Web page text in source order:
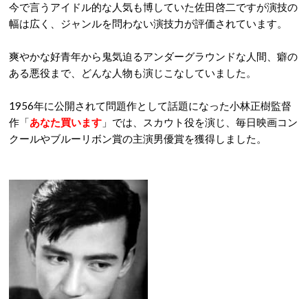
今で言うアイドル的な人気も博していた佐田啓二ですが演技の
幅は広く、ジャンルを問わない演技力が評価されています。
爽やかな好青年から鬼気迫るアンダーグラウンドな人間、癖の
ある悪役まで、どんな人物も演じこなしていました。
1956年に公開されて問題作として話題になった小林正樹監督
作「あなた買います 」では、スカウト役を演じ、毎日映画コン
クールやブルーリボン賞の主演男優賞を獲得しました。